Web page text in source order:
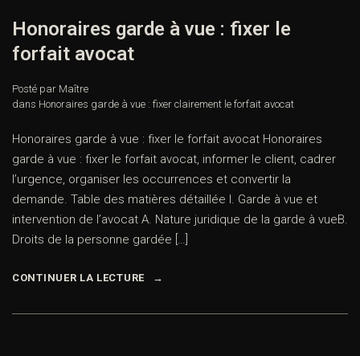
Honoraires garde à vue : fixer le
forfait avocat
Posté par Maître
dans Honoraires garde à vue : fixer clairement le forfait avocat
Honoraires garde à vue : fixer le forfait avocat Honoraires
garde à vue : fixer le forfait avocat, informer le client, cadrer
l’urgence, organiser les occurrences et convertir la
demande. Table des matières détaillée I. Garde à vue et
intervention de l’avocat A. Nature juridique de la garde à vueB.
Droits de la personne gardée […]
CONTINUER LA LECTURE